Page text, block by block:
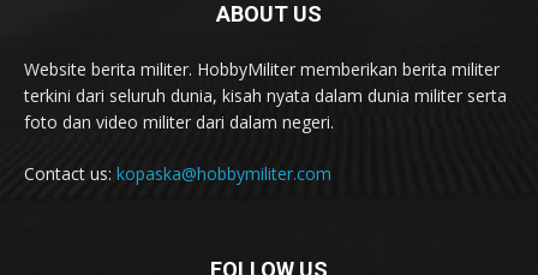
ABOUT US
Website berita militer. HobbyMiliter memberikan berita militer
terkini dari seluruh dunia, kisah nyata dalam dunia militer serta
foto dan video militer dari dalam negeri.
Contact us: kopaska@hobbymiliter.com